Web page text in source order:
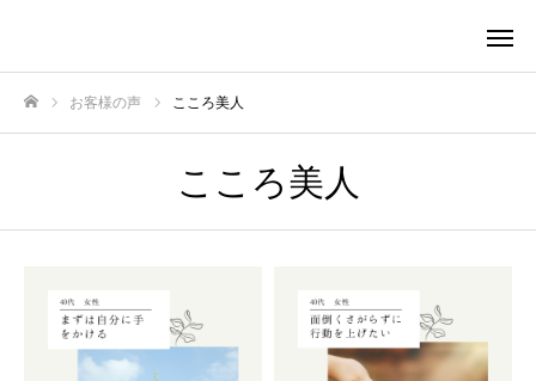
お客様の声 こころ美人
こころ美人